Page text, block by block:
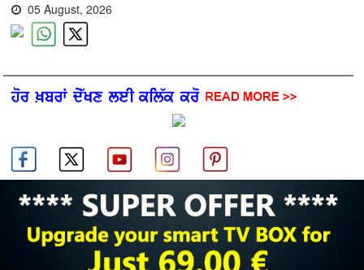
05 August, 2026